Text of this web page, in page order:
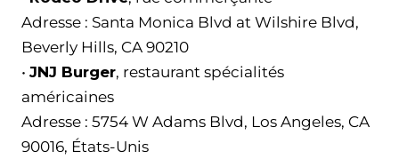
Adresse : Santa Monica Blvd at Wilshire Blvd,
Beverly Hills, CA 90210
• JNJ Burger, restaurant spécialités
américaines
Adresse : 5754 W Adams Blvd, Los Angeles, CA
90016, États-Unis